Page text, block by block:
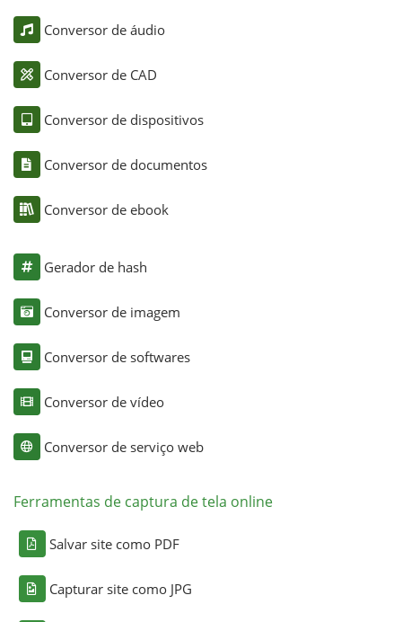
Conversor de áudio
Conversor de CAD
Conversor de dispositivos
Conversor de documentos
Conversor de ebook
Gerador de hash
Conversor de imagem
Conversor de softwares
Conversor de vídeo
Conversor de serviço web
Ferramentas de captura de tela online
Salvar site como PDF
Capturar site como JPG